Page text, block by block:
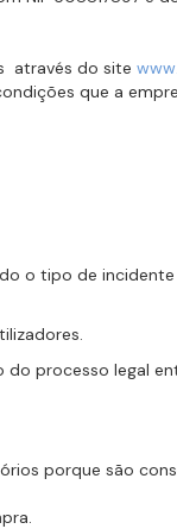
através do site
que a
o tipo de
processo legal
porque são